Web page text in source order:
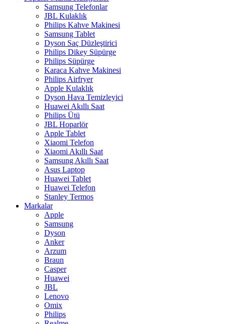
Samsung Telefonlar
JBL Kulaklık
Philips Kahve Makinesi
Samsung Tablet
Dyson Saç Düzleştirici
Philips Dikey Süpürge
Philips Süpürge
Karaca Kahve Makinesi
Philips Airfryer
Apple Kulaklık
Dyson Hava Temizleyici
Huawei Akıllı Saat
Philips Ütü
JBL Hoparlör
Apple Tablet
Xiaomi Telefon
Xiaomi Akıllı Saat
Samsung Akıllı Saat
Asus Laptop
Huawei Tablet
Huawei Telefon
Stanley Termos
Markalar
Apple
Samsung
Dyson
Anker
Arzum
Braun
Casper
Huawei
JBL
Lenovo
Omix
Philips